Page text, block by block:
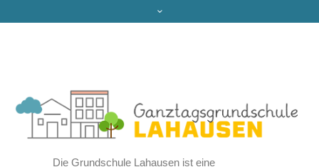
Die Grundschule Lahausen ist eine